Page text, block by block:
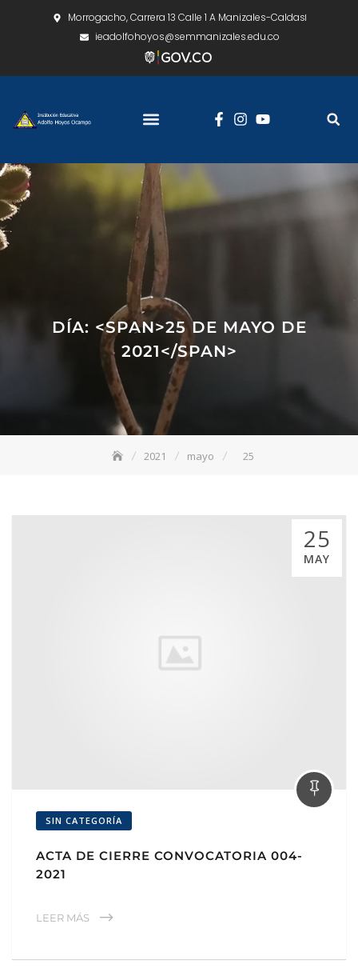
Morrogacho, Carrera 13 Calle 1 A Manizales-Caldas
ieadolfohoyos@semmanizales.edu.co
DÍA: <SPAN>25 DE MAYO DE
2021</SPAN>
2021 mayo 25
25
MAY
SIN CATEGORÍA
ACTA DE CIERRE CONVOCATORIA 004-
2021
LEER MÁS